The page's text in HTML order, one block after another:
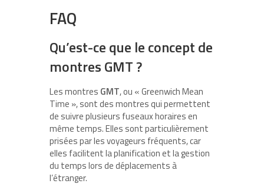
FAQ
Qu’est-ce que le concept de
montres GMT ?
Les montres GMT, ou « Greenwich Mean
Time », sont des montres qui permettent
de suivre plusieurs fuseaux horaires en
même temps. Elles sont particulièrement
prisées par les voyageurs fréquents, car
elles facilitent la planification et la gestion
du temps lors de déplacements à
l’étranger.